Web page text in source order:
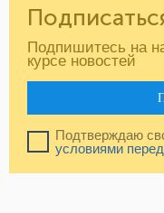
Подпишитесь на
курсе новостей
Подтверждаю
условиями